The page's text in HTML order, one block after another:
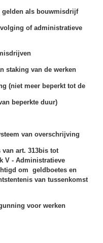
gelden als bouwmisdrijf
of administratieve
staking van de werken
(niet meer beperkt tot de
beperkte duur)
van overschrijving
art. 313bis tot
V - Administratieve
om geldboetes en
van tussenkomst
voor werken